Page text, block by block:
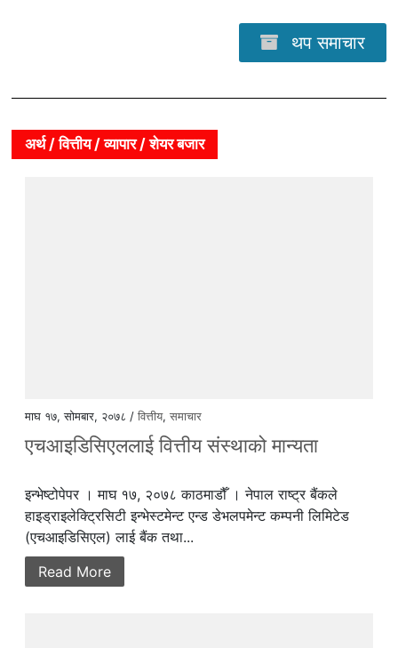
थप समाचार
अर्थ / वित्तीय / व्यापार / शेयर बजार
माघ १७, सोमबार, २०७८ /वित्तीय,समाचार
एचआइडिसिएललाई वित्तीय संस्थाको मान्यता
इन्भेष्टोपेपर । माघ १७, २०७८ काठमाडौँ । नेपाल राष्ट्र बैंकले
हाइड्राइलेक्ट्रिसिटी इन्भेस्टमेन्ट एन्ड डेभलपमेन्ट कम्पनी लिमिटेड
(एचआइडिसिएल) लाई बैंक तथा...
Read More